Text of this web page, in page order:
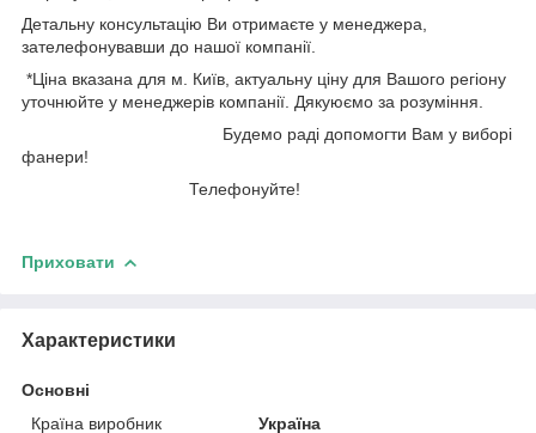
Детальну консультацію Ви отримаєте у менеджера,
зателефонувавши до нашої компанії.
*Ціна вказана для м. Київ, актуальну ціну для Вашого регіону
уточнюйте у менеджерів компанії. Дякуюємо за розуміння.
Будемо раді допомогти Вам у виборі
фанери!
Телефонуйте!
Приховати
Характеристики
Основні
Країна виробник
Україна